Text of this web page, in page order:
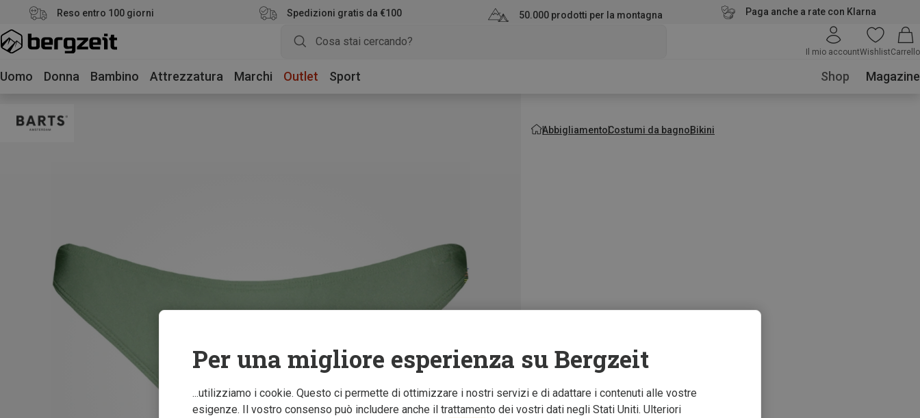
Reso entro 100 giorni Spedizioni gratis da €100 50.000 prodotti per la montagna Paga anche a rate con Klarna
Il mio accountWishlistCarrello
Uomo Donna Bambino Attrezzatura Marchi Outlet Sport Shop Magazine
AbbigliamentoCostumi da bagnoBikini
Per una migliore esperienza su Bergzeit
...utilizziamo i cookie. Questo ci permette di ottimizzare i nostri servizi e di adattare i contenuti alle vostre
esigenze. Il vostro consenso può includere anche il trattamento dei vostri dati negli Stati Uniti. Ulteriori